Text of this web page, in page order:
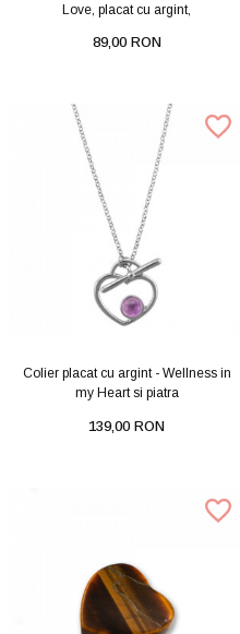
Love, placat cu argint,
89,00 RON
Colier placat cu argint - Wellness in
my Heart si piatra
139,00 RON